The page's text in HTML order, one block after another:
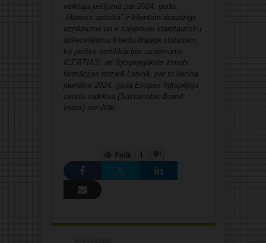
veiktajā pētījumā par 2024. gadu.
„Mēness aptieka” ir klientam draudzīgs
uzņēmums un ir saņēmusi starptautisku
apliecinājumu klientu drauga statusam,
ko piešķir sertifikācijas uzņēmums
ICERTIAS; arī ilgtspējīgākais zīmols
farmācijas nozarē Latvijā, par to liecina
jaunākie 2024. gada Eiropas Ilgtspējīgu
zīmolu indeksa (Sustainable Brand
Index) rezultāti.
Patīk 1